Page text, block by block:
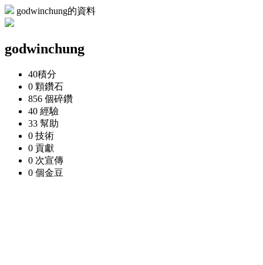
godwinchung的資料
godwinchung
40積分
0 顆鑽石
856 個碎鑽
40 經驗
33 幫助
0 技術
0 貢獻
0 次宣傳
0 個金豆